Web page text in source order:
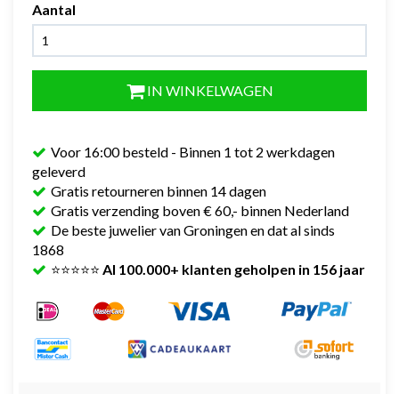
Aantal
IN WINKELWAGEN
Voor 16:00 besteld - Binnen 1 tot 2 werkdagen
geleverd
Gratis retourneren binnen 14 dagen
Gratis verzending boven € 60,- binnen Nederland
De beste juwelier van Groningen en dat al sinds
1868
⭐⭐⭐⭐⭐ Al 100.000+ klanten geholpen in 156 jaar